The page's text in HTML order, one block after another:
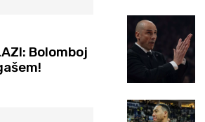
Bolomboj